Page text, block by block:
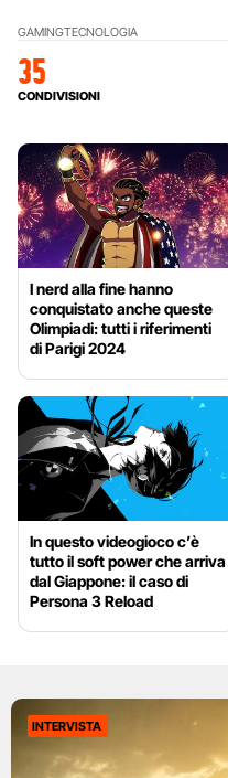
GAMINGTECNOLOGIA
35
CONDIVISIONI
I nerd alla fine hanno
conquistato anche queste
Olimpiadi: tutti i riferimenti
di Parigi 2024
In questo videogioco c’è
tutto il soft power che arriva
dal Giappone: il caso di
Persona 3 Reload
INTERVISTA